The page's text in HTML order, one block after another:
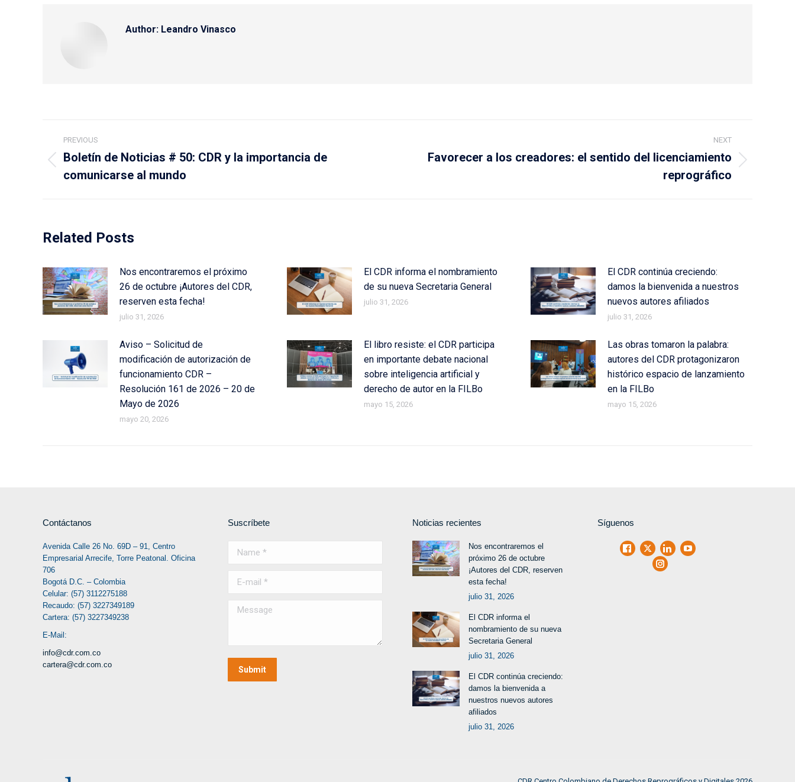
Author: Leandro Vinasco
navigation
PREVIOUS
post:
Boletín de Noticias # 50: CDR y la importancia de
comunicarse al mundo
NEXT
Favorecer a los creadores: el sentido del licenciamiento
reprográfico
Related Posts
Nos encontraremos el próximo
26 de octubre ¡Autores del CDR,
reserven esta fecha!
julio 31, 2026
El CDR informa el nombramiento
de su nueva Secretaria General
julio 31, 2026
El CDR continúa creciendo:
damos la bienvenida a nuestros
nuevos autores afiliados
julio 31, 2026
Aviso – Solicitud de
modificación de autorización de
funcionamiento CDR –
Resolución 161 de 2026 – 20 de
Mayo de 2026
mayo 20, 2026
El libro resiste: el CDR participa
en importante debate nacional
sobre inteligencia artificial y
derecho de autor en la FILBo
mayo 15, 2026
Las obras tomaron la palabra:
autores del CDR protagonizaron
histórico espacio de lanzamiento
en la FILBo
mayo 15, 2026
Contáctanos
Avenida Calle 26 No. 69D – 91, Centro
Empresarial Arrecife, Torre Peatonal. Oficina
706
Bogotá D.C. – Colombia
Celular: (57) 3112275188
Recaudo: (57) 3227349189
Cartera: (57) 3227349238
E-Mail:
info@cdr.com.co
cartera@cdr.com.co
Suscríbete
Message
Submit
Noticias recientes
Nos encontraremos el
próximo 26 de octubre
¡Autores del CDR, reserven
esta fecha!
julio 31, 2026
El CDR informa el
nombramiento de su nueva
Secretaria General
julio 31, 2026
El CDR continúa creciendo:
damos la bienvenida a
nuestros nuevos autores
afiliados
julio 31, 2026
Síguenos
Facebook
X LinkedInYoutube
Instagram